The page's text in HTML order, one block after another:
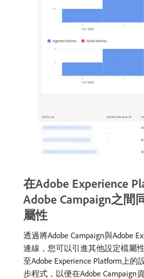
在Adobe Experience
Adobe Campaign之間
屬性
透過將Adobe Campaign與Adobe
連線，您可以引進其他設定檔屬
至Adobe Experience Platform上的
步程式，以便在Adobe Campaign